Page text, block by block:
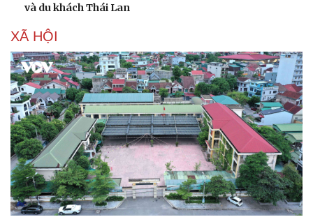
và du khách Thái Lan
XÃ HỘI